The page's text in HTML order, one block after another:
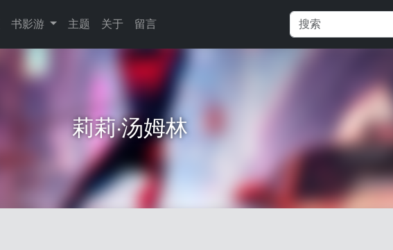
书影游 主题 关于 留言
莉莉·汤姆林